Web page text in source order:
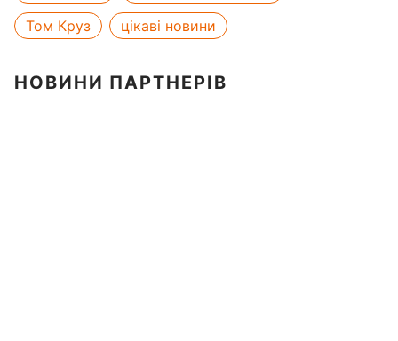
Том Круз
цікаві новини
НОВИНИ ПАРТНЕРІВ